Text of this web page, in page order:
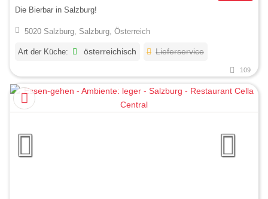
Die Bierbar in Salzburg!
5020 Salzburg, Salzburg, Österreich
Art der Küche: österreichisch Lieferservice
109